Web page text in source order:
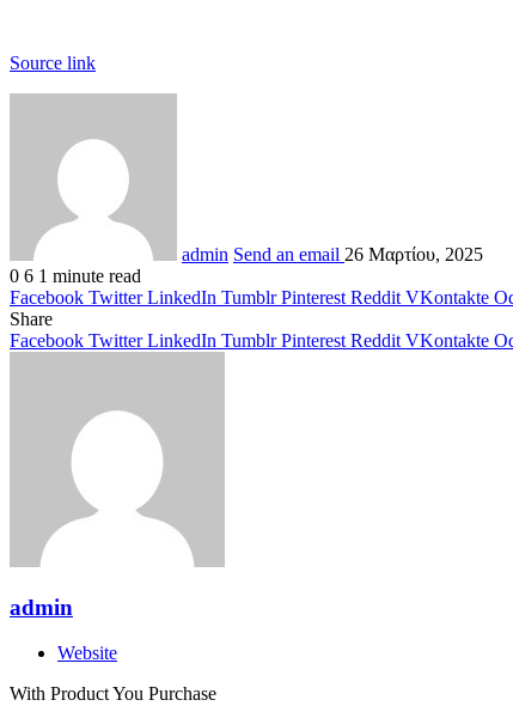
Source link
admin Send an email 26 Μαρτίου, 2025
0 6 1 minute read
Facebook Twitter LinkedIn Tumblr Pinterest Reddit VKontakte
Share
Facebook Twitter LinkedIn Tumblr Pinterest Reddit VKontakte
admin
Website
With Product You Purchase